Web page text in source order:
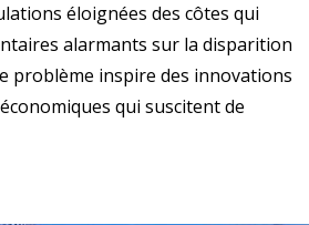
éloignées des côtes qui
alarmants sur la disparition
problème inspire des innovations
qui suscitent de